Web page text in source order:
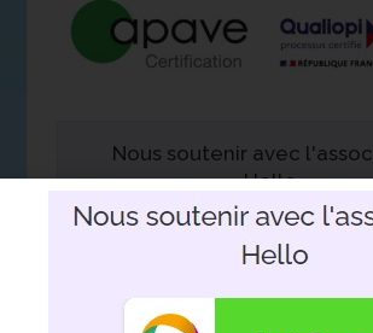
Nous soutenir avec
Hello